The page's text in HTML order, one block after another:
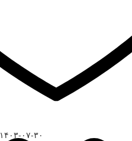
۱۴۰۳-۰۷-۳۰